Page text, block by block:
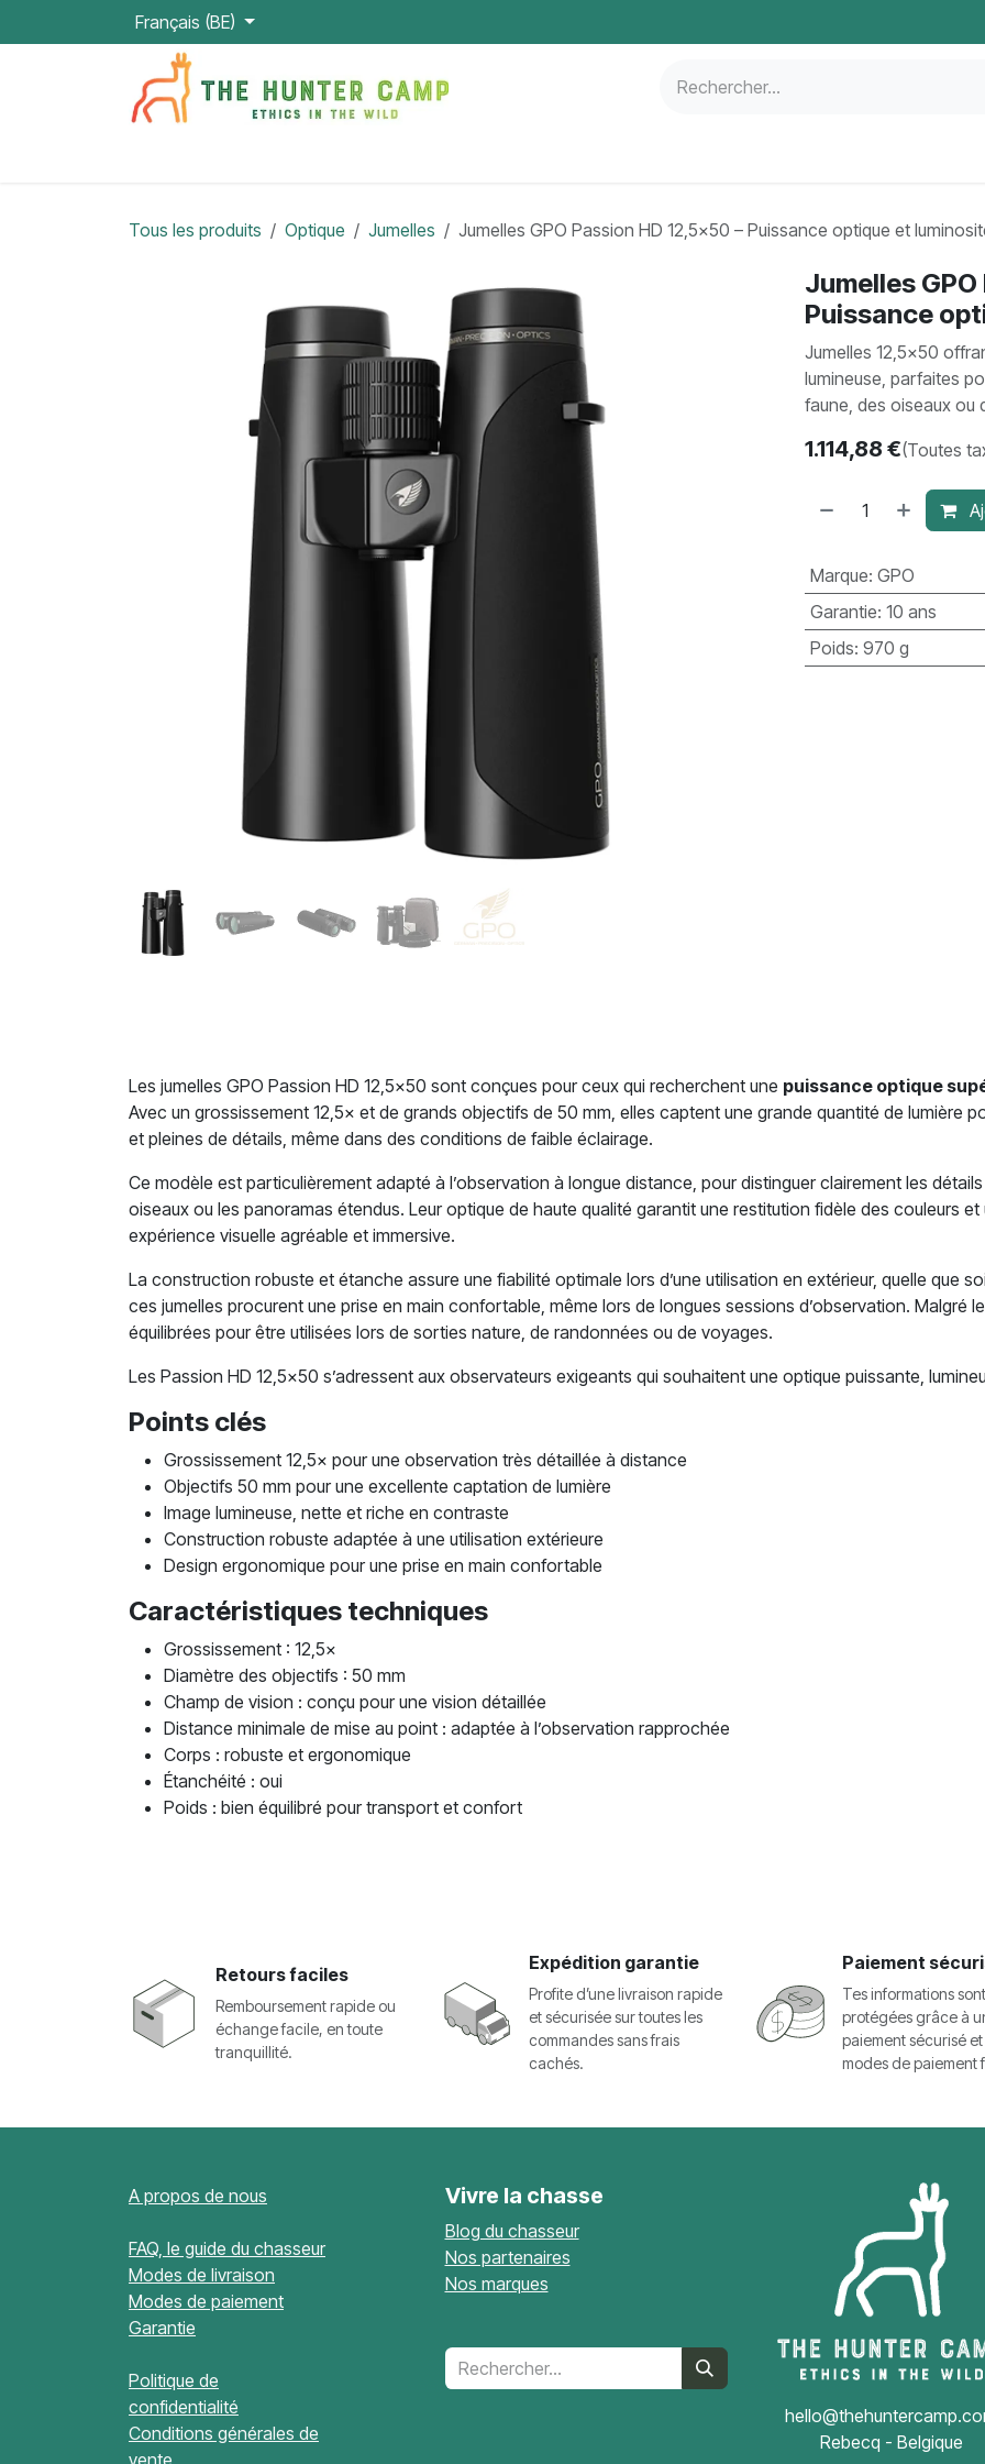
Se rendre au contenuFrançais (BE)
Tous les produits Optique Jumelles Jumelles GPO Passion HD 12,5×50 – Puissance optique et
Jumelles
Puissance
Jumelles 12,5×50
lumineuse, parfaites
faune, des oiseaux ou
1.114,88 €(Toutes
Marque: GPO
Garantie: 10 ans
Poids: 970 g
Les jumelles GPO Passion HD 12,5×50 sont conçues pour ceux qui recherchent une puissance optique
Avec un grossissement 12,5× et de grands objectifs de 50 mm, elles captent une grande quantité de lumière
et pleines de détails, même dans des conditions de faible éclairage.
Ce modèle est particulièrement adapté à l’observation à longue distance, pour distinguer clairement les
oiseaux ou les panoramas étendus. Leur optique de haute qualité garantit une restitution fidèle des couleurs
expérience visuelle agréable et immersive.
La construction robuste et étanche assure une fiabilité optimale lors d’une utilisation en extérieur, quelle que
ces jumelles procurent une prise en main confortable, même lors de longues sessions d’observation. Malgré
équilibrées pour être utilisées lors de sorties nature, de randonnées ou de voyages.
Les Passion HD 12,5×50 s’adressent aux observateurs exigeants qui souhaitent une optique puissante,
Points clés
Grossissement 12,5× pour une observation très détaillée à distance
Objectifs 50 mm pour une excellente captation de lumière
Image lumineuse, nette et riche en contraste
Construction robuste adaptée à une utilisation extérieure
Design ergonomique pour une prise en main confortable
Caractéristiques techniques
Grossissement : 12,5×
Diamètre des objectifs : 50 mm
Champ de vision : conçu pour une vision détaillée
Distance minimale de mise au point : adaptée à l’observation rapprochée
Corps : robuste et ergonomique
Étanchéité : oui
Poids : bien équilibré pour transport et confort
Retours faciles
Remboursement rapide ou
échange facile, en toute
tranquillité.
Expédition garantie
Profite d’une livraison rapide
et sécurisée sur toutes les
commandes sans frais
cachés.
Paiement
Tes informations sont
protégées grâce à
paiement sécurisé
modes de paiement
Rebecq - Belgique
A propos de nous
FAQ, le guide du chasseur
Modes de livraison
Modes de paiement
Garantie
Politique de
confidentialité
Conditions générales de
vente
Vivre la chasse
Blog du chasseur
Nos partenaires
Nos marques